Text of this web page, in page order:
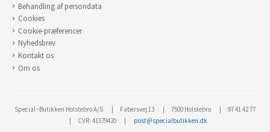
Behandling af persondata
Cookies
Cookie-præferencer
Nyhedsbrev
Kontakt os
Om os
Special~Butikken Holstebro A/S Fabersvej 13 7500 Holstebro
97 41 42 77
CVR: 41579420
post@specialbutikken.dk